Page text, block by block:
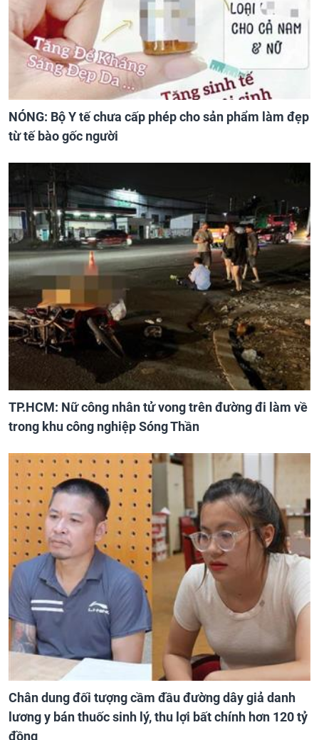
NÓNG: Bộ Y tế chưa cấp phép cho sản phẩm làm đẹp
từ tế bào gốc người
TP.HCM: Nữ công nhân tử vong trên đường đi làm về
trong khu công nghiệp Sóng Thần
Chân dung đối tượng cầm đầu đường dây giả danh
lương y bán thuốc sinh lý, thu lợi bất chính hơn 120 tỷ
đồng